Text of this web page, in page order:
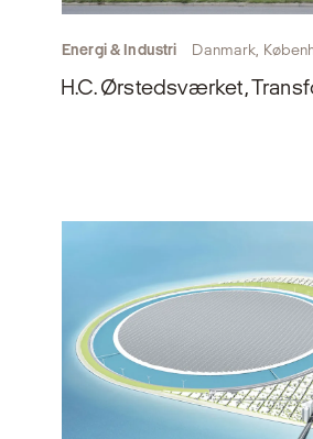
Energi & Industri Danmark,
H.C. Ørstedsværket,